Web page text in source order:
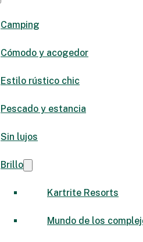
Camping
Cómodo y acogedor
Estilo rústico chic
Pescado y estancia
Sin lujos
Brillo
Kartrite Resorts
Mundo de los